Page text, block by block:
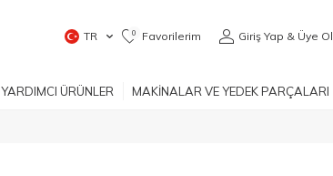
TR 0 Favorilerim Giriş Yap & Üye Ol
ÜRÜNLER MAKİNALAR VE YEDEK PARÇALARI